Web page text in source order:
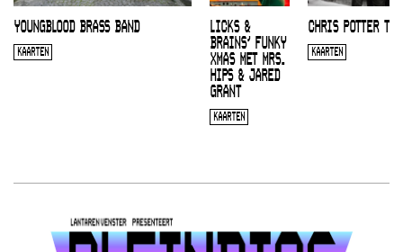
YOUNGBLOOD BRASS BAND
KAARTEN
LICKS &
BRAINS’ FUNKY
XMAS MET MRS.
HIPS & JARED
GRANT
KAARTEN
CHRIS POTTER
KAARTEN